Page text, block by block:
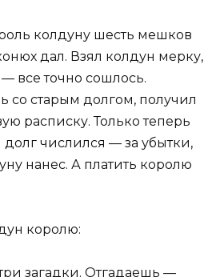
колдуну шесть мешков
дал. Взял колдун мерку,
все точно сошлось.
со старым долгом, получил
расписку. Только теперь
числился — за убытки,
нанес. А платить королю
королю:
загадки. Отгадаешь —